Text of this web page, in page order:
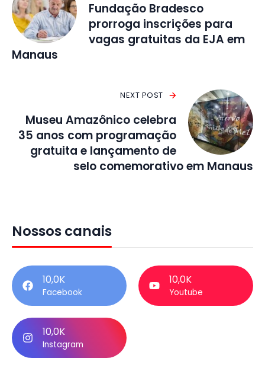
Fundação Bradesco
prorroga inscrições para
vagas gratuitas da EJA em
Manaus
NEXT POST
Museu Amazônico celebra
35 anos com programação
gratuita e lançamento de
selo comemorativo em Manaus
Nossos canais
10,0K
Facebook
10,0K
Youtube
10,0K
Instagram